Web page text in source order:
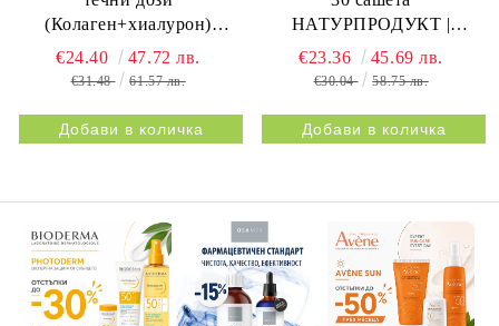
(Колаген+хиалурон)
НАТУРПРОДУКТ |
BESTIFLEX 12G 30s
€24.40 47.72 лв.
€31.48 61.57 лв.
НАТУРПРОДУКТ |
BESTIFLEX JOINTS 30s
NATURPRODUKT
€23.36 45.69 лв.
€30.04 58.75 лв.